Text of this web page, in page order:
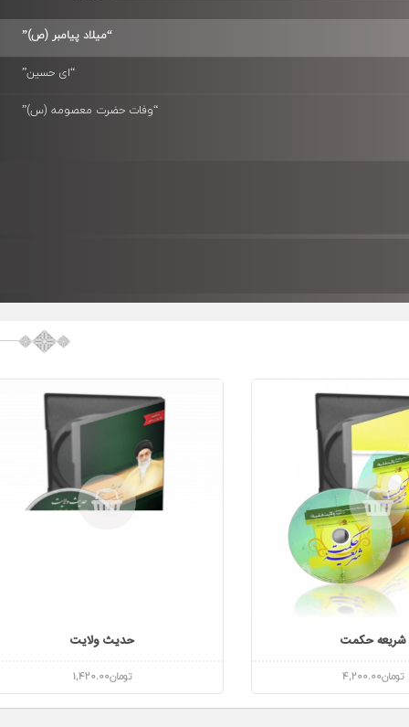
“میلاد پیامبر (ص)”
“ای حسین”
“وفات حضرت معصومه (س)”
شریعه حکمت
تومان4,200.00
حدیث ولایت
تومان1,420.00